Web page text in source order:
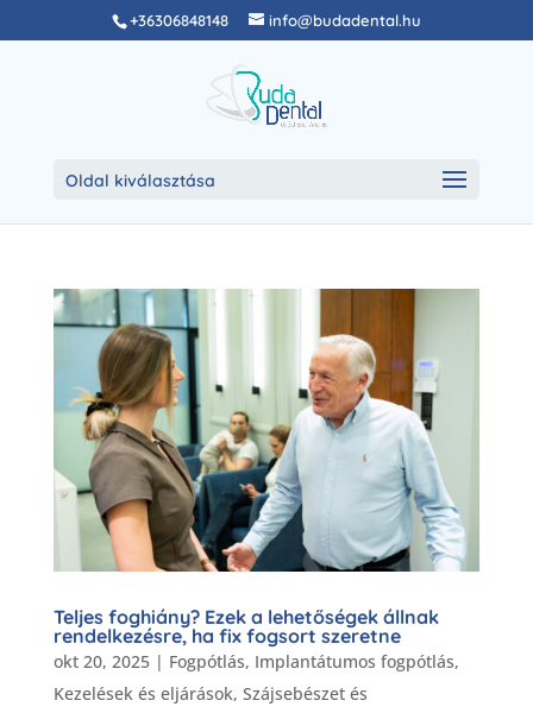
+36306848148 info@budadental.hu
Oldal kiválasztása
Teljes foghiány? Ezek a lehetőségek állnak
rendelkezésre, ha fix fogsort szeretne
okt 20, 2025| Fogpótlás, Implantátumos fogpótlás,
Kezelések és eljárások, Szájsebészet és